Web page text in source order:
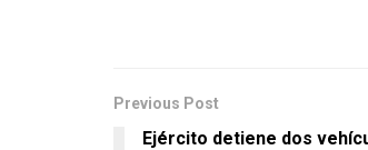
Previous Post
Ejército detiene dos